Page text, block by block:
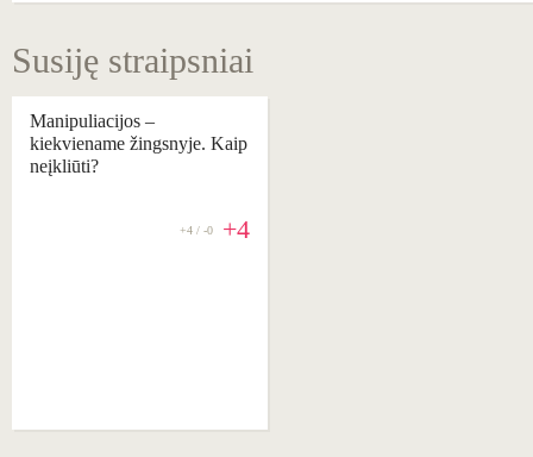
Susiję straipsniai
Manipuliacijos –
kiekviename žingsnyje. Kaip
neįkliūti?
+4 / -0 +4